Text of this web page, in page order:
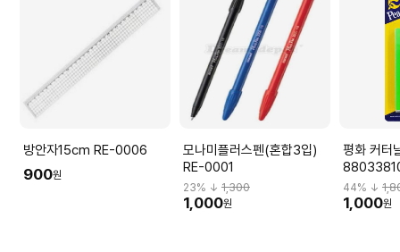
방안자15cm RE-0006
900원
모나미플러스펜(혼합3입)
RE-0001
23% ↓1,300
1,000원
평화 커터
44% ↓
1,000원